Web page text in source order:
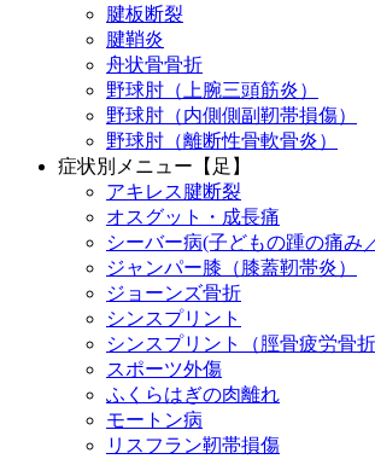
腱板断裂
腱鞘炎
舟状骨骨折
野球肘（上腕三頭筋炎）
野球肘（内側側副靭帯損傷）
野球肘（離断性骨軟骨炎）
症状別メニュー【足】
アキレス腱断裂
オスグット・成長痛
シーバー病(子どもの踵の痛み
ジャンパー膝（膝蓋靭帯炎）
ジョーンズ骨折
シンスプリント
シンスプリント（脛骨疲労骨折
スポーツ外傷
ふくらはぎの肉離れ
モートン病
リスフラン靭帯損傷